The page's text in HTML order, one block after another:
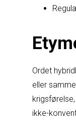
Ordet
eller
ikke-